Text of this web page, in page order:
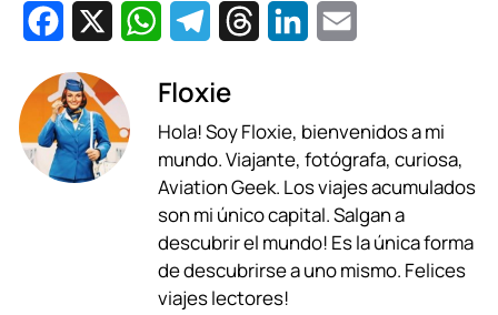
c
e
b
W
a
t
s
A
p
p
l
e
g
r
a
m
e
a
d
s
k
e
d
i
l
Floxie
Hola! Soy Floxie, bienvenidos a mi
mundo. Viajante, fotógrafa, curiosa,
Aviation Geek. Los viajes acumulados
son mi único capital. Salgan a
descubrir el mundo! Es la única forma
de descubrirse a uno mismo. Felices
viajes lectores!